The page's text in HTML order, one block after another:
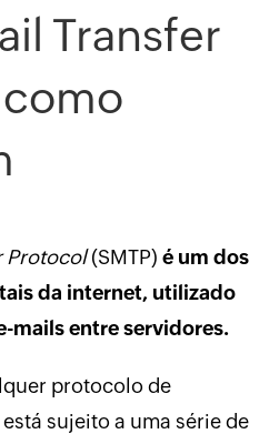
Transfer
Protocol(SMTP) é um dos
da internet, utilizado
mails entre servidores.
protocolo de
sujeito a uma série de